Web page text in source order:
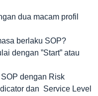
dua macam profil
berlaku SOP?
dengan ”Start” atau
dengan Risk
dan Service Level